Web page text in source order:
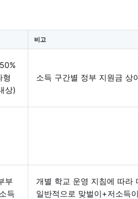
비고
형
상)
소득 구간별 정부 지원금 상
부
득
개별 학교 운영 지침에 따라
일반적으로 맞벌이+저소득